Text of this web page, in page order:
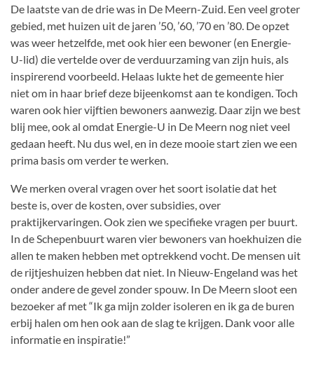
De laatste van de drie was in De Meern-Zuid. Een veel groter
gebied, met huizen uit de jaren ’50, ’60, ’70 en ’80. De opzet
was weer hetzelfde, met ook hier een bewoner (en Energie-
U-lid) die vertelde over de verduurzaming van zijn huis, als
inspirerend voorbeeld. Helaas lukte het de gemeente hier
niet om in haar brief deze bijeenkomst aan te kondigen. Toch
waren ook hier vijftien bewoners aanwezig. Daar zijn we best
blij mee, ook al omdat Energie-U in De Meern nog niet veel
gedaan heeft. Nu dus wel, en in deze mooie start zien we een
prima basis om verder te werken.
We merken overal vragen over het soort isolatie dat het
beste is, over de kosten, over subsidies, over
praktijkervaringen. Ook zien we specifieke vragen per buurt.
In de Schepenbuurt waren vier bewoners van hoekhuizen die
allen te maken hebben met optrekkend vocht. De mensen uit
de rijtjeshuizen hebben dat niet. In Nieuw-Engeland was het
onder andere de gevel zonder spouw. In De Meern sloot een
bezoeker af met “Ik ga mijn zolder isoleren en ik ga de buren
erbij halen om hen ook aan de slag te krijgen. Dank voor alle
informatie en inspiratie!”